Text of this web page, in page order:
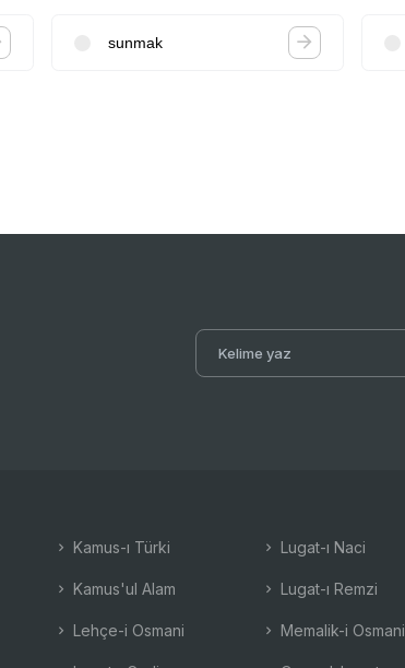
sunmak
Kamus-ı Türki
Kamus'ul Alam
Lehçe-i Osmani
Lugat-ı Naci
Lugat-ı Remzi
Memalik-i Osmani